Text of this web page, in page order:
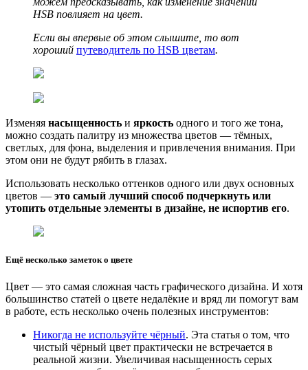
HSB повлияет на цвет.
Если вы впервые об этом слышите, то вот
хороший путеводитель по HSB цветам.
Изменяя насыщенность и яркость одного и того же тона,
можно создать палитру из множества цветов — тёмных,
светлых, для фона, выделения и привлечения внимания. При
этом они не будут рябить в глазах.
Использовать несколько оттенков одного или двух основных
цветов — это самый лучший способ подчеркнуть или
утопить отдельные элементы в дизайне, не испортив его.
Ещё несколько заметок о цвете
Цвет — это самая сложная часть графического дизайна. И хотя
большинство статей о цвете недалёкие и вряд ли помогут вам
в работе, есть несколько очень полезных инструментов:
Никогда не используйте чёрный. Эта статья о том, что
чистый чёрный цвет практически не встречается в
реальной жизни. Увеличивая насыщенность серых